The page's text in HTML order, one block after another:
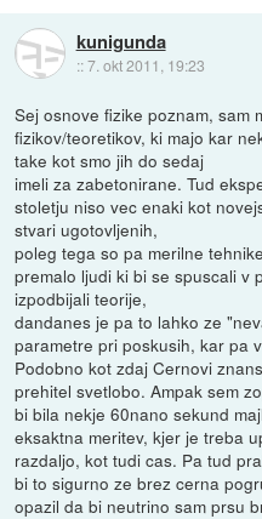
kunigunda
::7. okt 2011, 19:23
Sej osnove fizike poznam, sam
fizikov/teoretikov, ki majo kar
take kot smo jih do sedaj
imeli za zabetonirane. Tud
stoletju niso vec enaki kot
stvari ugotovljenih,
poleg tega so pa merilne
premalo ljudi ki bi se spuscali v
izpodbijali teorije,
dandanes je pa to lahko ze
parametre pri poskusih, kar pa
Podobno kot zdaj Cernovi
prehitel svetlobo. Ampak sem
bi bila nekje 60nano sekund
eksaktna meritev, kjer je treba
razdaljo, kot tudi cas. Pa tud
bi to sigurno ze brez cerna
opazil da bi neutrino sam prsu